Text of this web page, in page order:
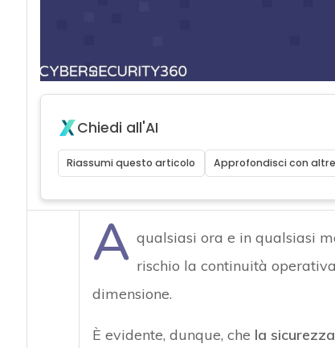
Chiedi all'AI
Riassumi questo articolo Approfondisci con
A qualsiasi ora e in qualsiasi
rischio la continuità
dimensione.
È evidente, dunque, che la